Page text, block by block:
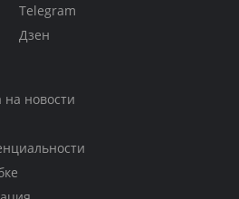
Telegram
Дзен
на новости